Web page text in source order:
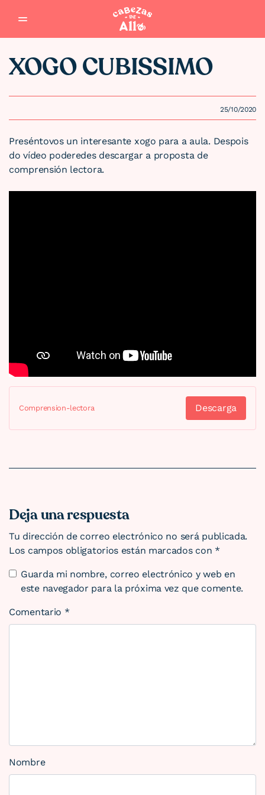
XOGO CUBISSIMO
25/10/2020
Preséntovos un interesante xogo para a aula. Despois
do vídeo poderedes descargar a proposta de
comprensión lectora.
Comprension-lectora Descarga
Deja una respuesta
Tu dirección de correo electrónico no será publicada.
Los campos obligatorios están marcados con *
Guarda mi nombre, correo electrónico y web en
este navegador para la próxima vez que comente.
Comentario *
Nombre